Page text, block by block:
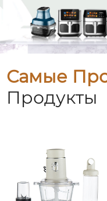
Самые
Продукты